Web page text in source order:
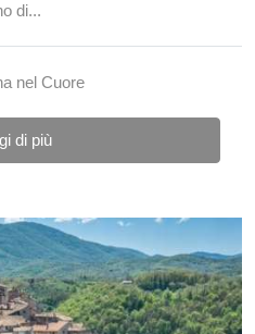
di...
nel Cuore
di più